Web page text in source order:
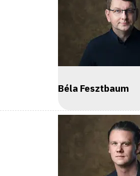
Béla Fesztbaum